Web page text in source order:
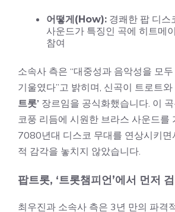
어떻게(How): 경쾌한 팝 디스
사운드가 특징인 곡에 히트메
참여
소속사 측은 “대중성과 음악성을 모
기울였다”고 밝히며, 신곡이 트로트
트롯’ 장르임을 공식화했습니다. 이
코풍 리듬에 시원한 브라스 사운드를
7080년대 디스코 무대를 연상시키면
적 감각을 놓치지 않았습니다.
팝트롯, ‘트롯챔피언’에서 먼저
최우진과 소속사 측은 3년 만의 파격